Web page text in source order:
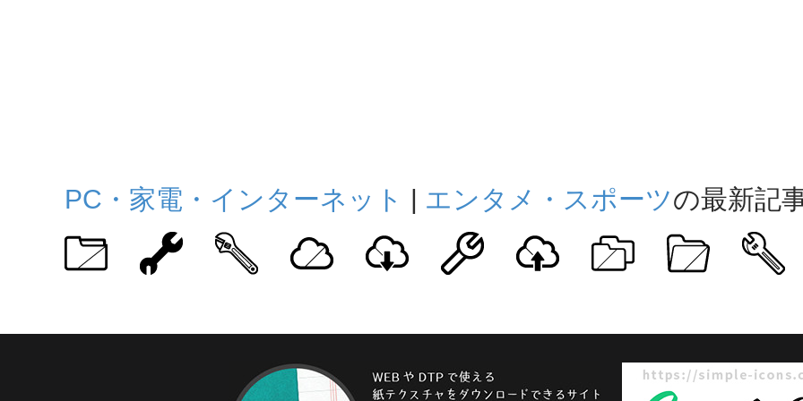
PC・家電・インターネット | エンタメ・スポーツの最新記